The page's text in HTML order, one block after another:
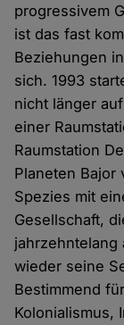
progressivem
ist das fast
Beziehungen
sich. 1993
nicht länger
einer
Raumstation
Planeten Bajor
Spezies mit
Gesellschaft,
jahrzehntelang
wieder seine
Bestimmend für
Kolonialismus,